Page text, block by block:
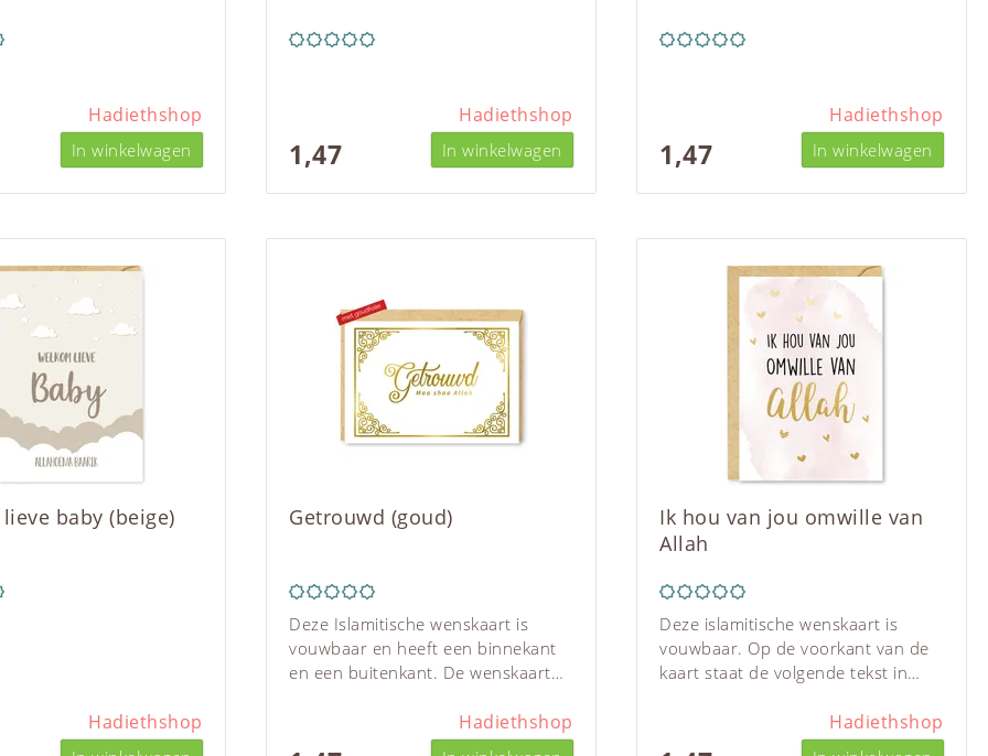
Hadiethshop
In winkelwagen
Hadiethshop
1,47 In winkelwagen
Hadiethshop
1,47 In winkelwagen
baby (beige)
Hadiethshop
Getrouwd (goud)
Deze Islamitische wenskaart is
vouwbaar en heeft een binnekant
en een buitenkant. De wenskaart
De tekst op de voorzijde van de
kaart luidt: "Getrouwd. Maa shaae
Hadiethshop
Ik hou van jou omwille van
Allah
Deze islamitische wenskaart is
vouwbaar. Op de voorkant van de
kaart staat de volgende tekst in
wit-roze achtergrond: "Ik hou van
jou omwille van Allah". De
Hadiethshop